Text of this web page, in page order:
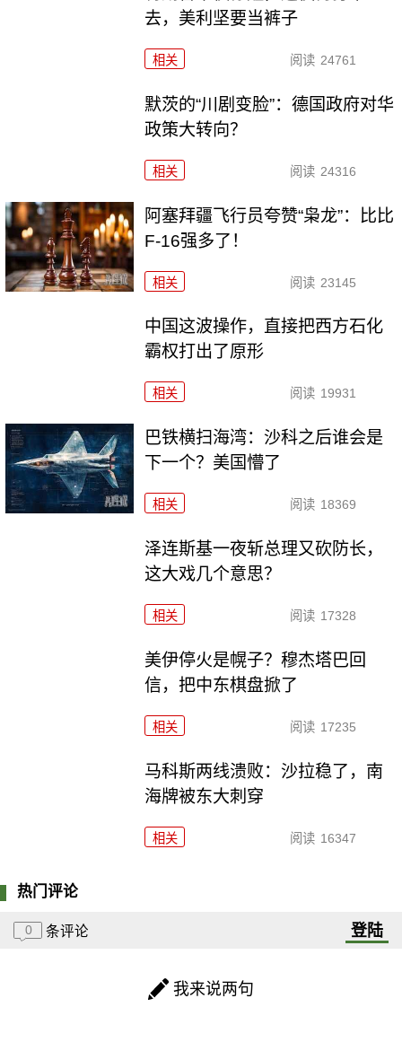
去，美利坚要当裤子
相关 阅读 24761
默茨的“川剧变脸”：德国政府对华
政策大转向？
相关 阅读 24316
阿塞拜疆飞行员夸赞“枭龙”：比比
F-16强多了！
相关 阅读 23145
中国这波操作，直接把西方石化
霸权打出了原形
相关 阅读 19931
巴铁横扫海湾：沙科之后谁会是
下一个？美国懵了
相关 阅读 18369
泽连斯基一夜斩总理又砍防长，
这大戏几个意思？
相关 阅读 17328
美伊停火是幌子？穆杰塔巴回
信，把中东棋盘掀了
相关 阅读 17235
马科斯两线溃败：沙拉稳了，南
海牌被东大刺穿
相关 阅读 16347
热门评论
0 条评论 登陆
我来说两句